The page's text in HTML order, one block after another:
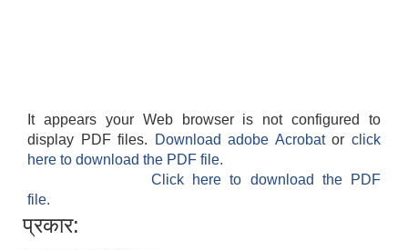
It appears your Web browser is not configured to
display PDF files.
Download adobe Acrobatorclick
here to download the PDF file.
Click here to download the PDF
file.
प्रकार: